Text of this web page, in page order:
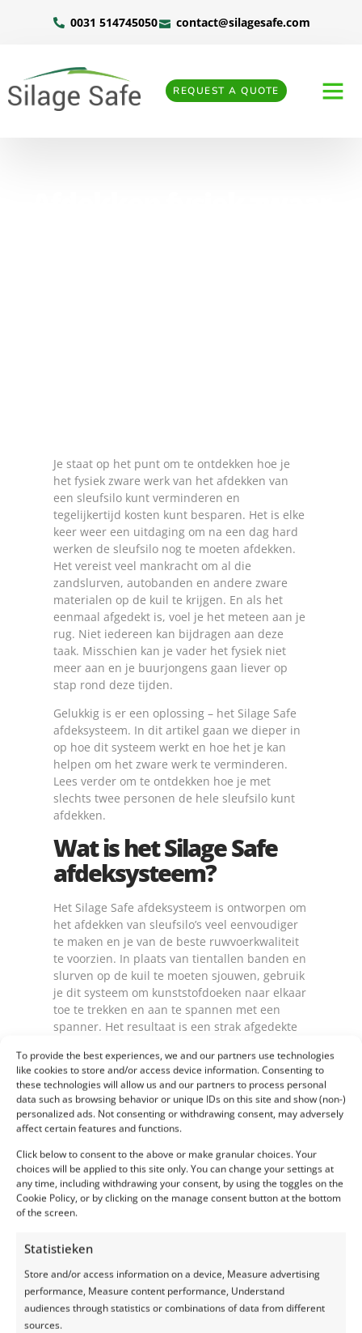
To provide the best experiences, we and our partners use technologies
like cookies to store and/or access device information. Consenting to
these technologies will allow us and our partners to process personal
data such as browsing behavior or unique IDs on this site and show (non-)
personalized ads. Not consenting or withdrawing consent, may adversely
affect certain features and functions.
Click below to consent to the above or make granular choices. Your
choices will be applied to this site only. You can change your settings at
any time, including withdrawing your consent, by using the toggles on the
Cookie Policy, or by clicking on the manage consent button at the bottom
of the screen.
Statistieken
Store and/or access information on a device, Measure advertising
performance, Measure content performance, Understand
audiences through statistics or combinations of data from different
sources.
0031 514745050 contact@silagesafe.com
REQUEST A QUOTE
Je staat op het punt om te ontdekken hoe je
het fysiek zware werk van het afdekken van
een sleufsilo kunt verminderen en
tegelijkertijd kosten kunt besparen. Het is elke
keer weer een uitdaging om na een dag hard
werken de sleufsilo nog te moeten afdekken.
Het vereist veel mankracht om al die
zandslurven, autobanden en andere zware
materialen op de kuil te krijgen. En als het
eenmaal afgedekt is, voel je het meteen aan je
rug. Niet iedereen kan bijdragen aan deze
taak. Misschien kan je vader het fysiek niet
meer aan en je buurjongens gaan liever op
stap rond deze tijden.
Gelukkig is er een oplossing – het Silage Safe
afdeksysteem. In dit artikel gaan we dieper in
op hoe dit systeem werkt en hoe het je kan
helpen om het zware werk te verminderen.
Lees verder om te ontdekken hoe je met
slechts twee personen de hele sleufsilo kunt
afdekken.
Wat is het Silage Safe
afdeksysteem?
Het Silage Safe afdeksysteem is ontworpen om
het afdekken van sleufsilo’s veel eenvoudiger
te maken en je van de beste ruwvoerkwaliteit
te voorzien. In plaats van tientallen banden en
slurven op de kuil te moeten sjouwen, gebruik
je dit systeem om kunststofdoeken naar elkaar
toe te trekken en aan te spannen met een
spanner. Het resultaat is een strak afgedekte
inspanning vereist.
Hoe werkt het Silage
Safe afdeksysteem?
Het Silage Safe afdeksysteem bestaat uit
hoogwaardige doeken die speciaal zijn
ontworpen om de sleufsilo effectief af te
dekken. Deze doeken worden over de kuil
geplaatst en vervolgens naar elkaar
mechanisme. Door de doeken strak aan te
spannen, worden ze stevig op hun plaats
gehouden en bieden ze een betrouwbare
bescherming voor het opgeslagen voer.
Hierdoor heb je op elke plek spanning,